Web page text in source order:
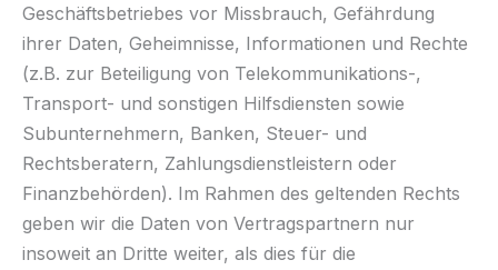
Geschäftsbetriebes vor Missbrauch, Gefährdung
ihrer Daten, Geheimnisse, Informationen und Rechte
(z.B. zur Beteiligung von Telekommunikations-,
Transport- und sonstigen Hilfsdiensten sowie
Subunternehmern, Banken, Steuer- und
Rechtsberatern, Zahlungsdienstleistern oder
Finanzbehörden). Im Rahmen des geltenden Rechts
geben wir die Daten von Vertragspartnern nur
insoweit an Dritte weiter, als dies für die